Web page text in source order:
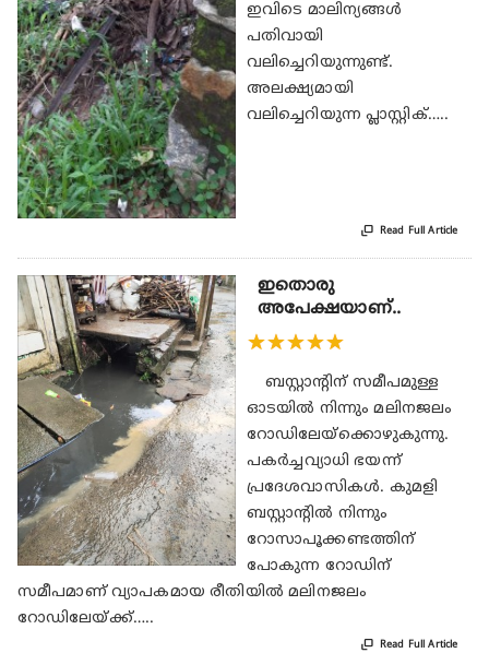
ഇവിടെ മാലിന്യങ്ങള്‍
പതിവായി
വലിച്ചെറിയുന്നുണ്ട്.
അലക്ഷ്യമായി
വലിച്ചെറിയുന്ന പ്ലാസ്റ്റിക്…..
 Read Full Article
ഇതൊരു
അപേക്ഷയാണ്..
★★★★★
ബസ്റ്റാന്റിന് സമീപമുള്ള
ഓടയിൽ നിന്നും മലിനജലം
റോഡിലേയ്ക്കൊഴുകുന്നു.
പകർച്ചവ്യാധി ഭയന്ന്
പ്രദേശവാസികൾ. കുമളി
ബസ്റ്റാന്റിൽ നിന്നും
റോസാപൂക്കണ്ടത്തിന്
പോകുന്ന റോഡിന്
സമീപമാണ് വ്യാപകമായ രീതിയിൽ മലിനജലം
റോഡിലേയ്ക്ക്…..
 Read Full Article